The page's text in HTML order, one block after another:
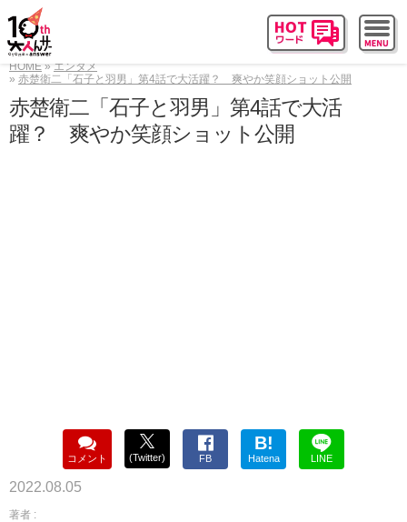
HOME
エンタメ
赤楚衛二「石子と羽男」第4話で大活躍？ 爽やか笑顔ショット公開
赤楚衛二「石子と羽男」第4話で大活
躍？ 爽やか笑顔ショット公開
コメント (Twitter) FB
B!
Hatena LINE
2022.08.05
著者 :